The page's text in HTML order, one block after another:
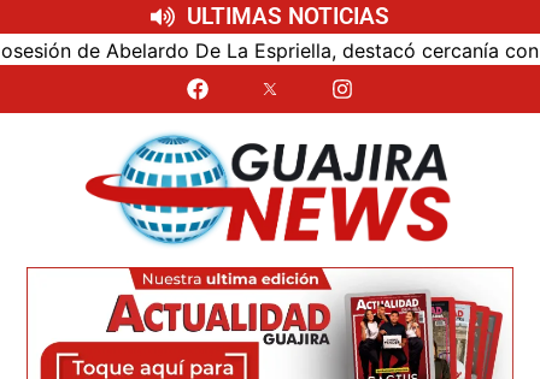
ULTIMAS NOTICIAS
de Abelardo De La Espriella, destacó cercanía con el